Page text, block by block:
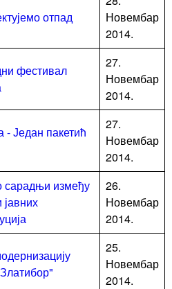
отпад
Новембар
2014.
фестивал
27.
Новембар
2014.
- Један пакетић
27.
Новембар
2014.
сарадњи између
26.
Новембар
2014.
25.
Новембар
2014.